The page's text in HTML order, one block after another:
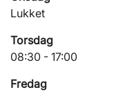
Lukket
Torsdag
08:30 - 17:00
Fredag